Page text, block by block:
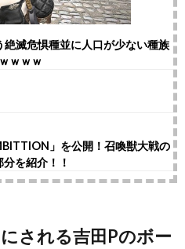
絶滅危惧種並に人口が少ない種族
ｗｗｗ
」を公開！召喚獣大戦の
を紹介！！
される吉田Pのボー